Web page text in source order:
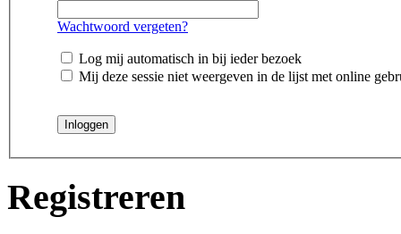
Wachtwoord vergeten?
Log mij automatisch in bij ieder bezoek
Mij deze sessie niet weergeven in de lijst met online
Registreren